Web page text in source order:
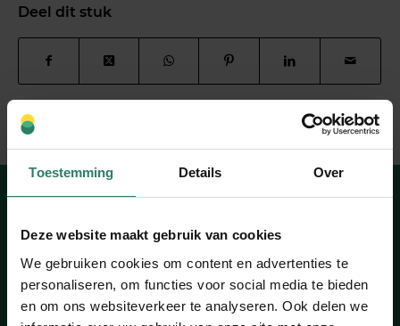
Toestemming Details Over
Deze website maakt gebruik van cookies
We gebruiken cookies om content en advertenties te
personaliseren, om functies voor social media te bieden
en om ons websiteverkeer te analyseren. Ook delen we
Deel dit stuk
Heb je een vraag?
Wij hebben het antwoord
Naar onze FAQ’s